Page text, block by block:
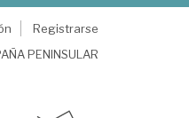
Registrarse
PENINSULAR